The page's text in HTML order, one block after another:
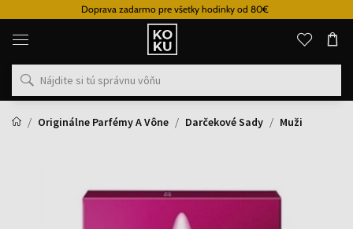
Doprava zadarmo pre všetky hodinky od 80€
Originálne
parfémy
hodinky
na
mieste
Originálne Parfémy A Vône
Darčekové Sady Muži